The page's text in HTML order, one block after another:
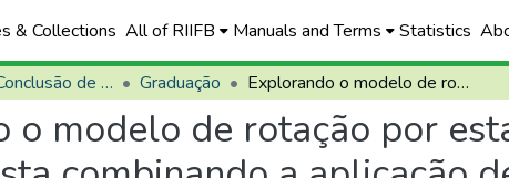
& Collections All of RIIFB Manuals and Terms Statistics
Trabalhos de Conclusão de Curso (TCCs) Graduação Explorando o modelo de rotação por estações no ensino de embriologia: uma proposta combinando a aplicação de modelos tridimensionais e o ensino híbrido
o modelo de rotação por